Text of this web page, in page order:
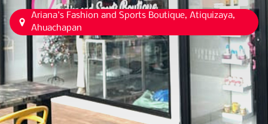
Ariana's Fashion and Sports Boutique, Atiquizaya,
Ahuachapan